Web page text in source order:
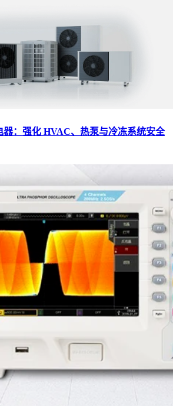
器：强化 HVAC、热泵与冷冻系统安全